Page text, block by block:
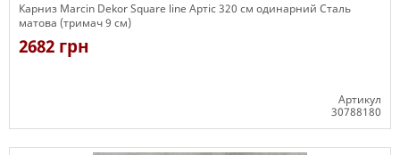
Карниз Marcin Dekor Square line Артіс 320 см одинарний Сталь
матова (тримач 9 см)
2682 грн
Артикул
30788180